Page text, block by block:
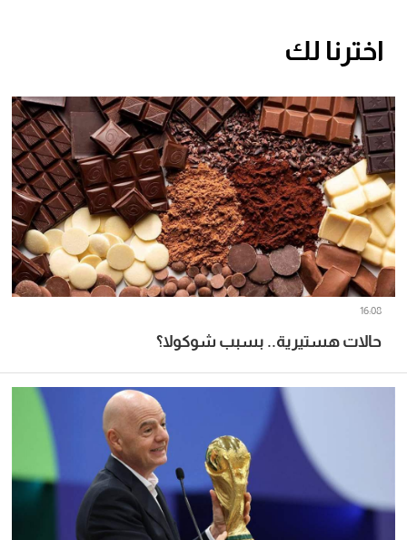
اخترنا لك
حالات هستيرية.. بسبب شوكولا؟
16:08